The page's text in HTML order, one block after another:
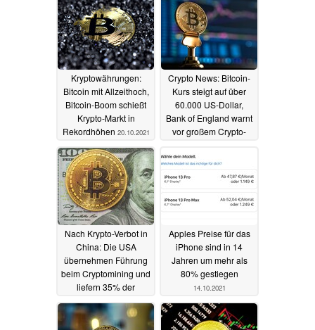
Kryptowährungen:
Bitcoin mit Allzeithoch,
Bitcoin-Boom schießt
Krypto-Markt in
Rekordhöhen 20.10.2021
Crypto News: Bitcoin-
Kurs steigt auf über
60.000 US-Dollar,
Bank of England warnt
vor großem Crypto-
Nach Krypto-Verbot in
China: Die USA
übernehmen Führung
beim Cryptomining und
liefern 35% der
globalen Bitcoin-
Hashrate 14.10.2021
Apples Preise für das
iPhone sind in 14
Jahren um mehr als
80% gestiegen
14.10.2021